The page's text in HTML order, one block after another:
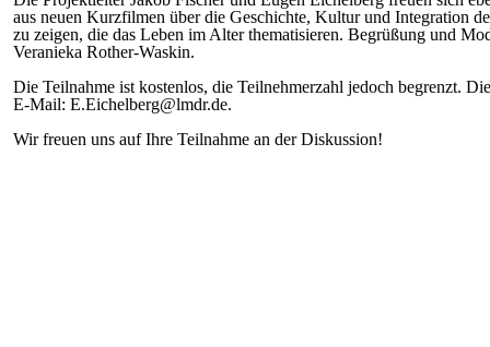
aus neuen Kurzfilmen über die Geschichte, Kultur und Integration
zu zeigen, die das Leben im Alter thematisieren. Begrüßung und
Veranieka Rother-Waskin.
Die Teilnahme ist kostenlos, die Teilnehmerzahl jedoch begrenzt.
E-Mail: E.Eichelberg@lmdr.de.
Wir freuen uns auf Ihre Teilnahme an der Diskussion!